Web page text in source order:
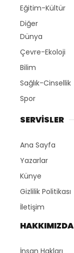
Eğitim-Kültür
Diğer
Dünya
Çevre-Ekoloji
Bilim
Sağlık-Cinsellik
Spor
SERVİSLER
Ana Sayfa
Yazarlar
Künye
Gizlilik Politikası
İletişim
HAKKIMIZDA
İnsan Hakları